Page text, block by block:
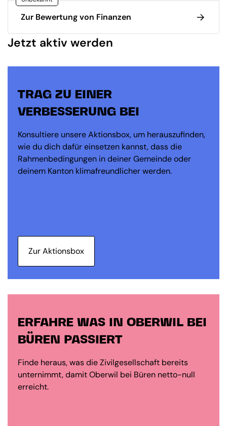
Zur Bewertung von Finanzen
Jetzt aktiv werden
TRAG ZU EINER
VERBESSERUNG BEI
Konsultiere unsere Aktionsbox, um herauszufinden,
wie du dich dafür einsetzen kannst, dass die
Rahmenbedingungen in deiner Gemeinde oder
deinem Kanton klimafreundlicher werden.
Zur Aktionsbox
ERFAHRE WAS IN OBERWIL BEI
BÜREN PASSIERT
Finde heraus, was die Zivilgesellschaft bereits
unternimmt, damit Oberwil bei Büren netto-null
erreicht.